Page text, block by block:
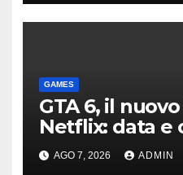
GAMES
GTA 6, il
Netflix: data e
la polemica
AGO 7, 2026 ADMIN